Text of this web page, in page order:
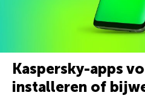
Kaspersky-apps
installeren of